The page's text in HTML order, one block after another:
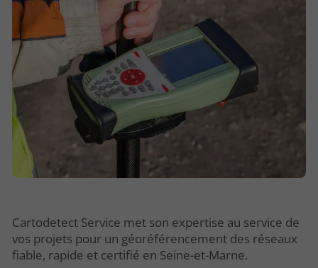
Cartodetect Service met son expertise au service de
vos projets pour un géoréférencement des réseaux
fiable, rapide et certifié en Seine-et-Marne.